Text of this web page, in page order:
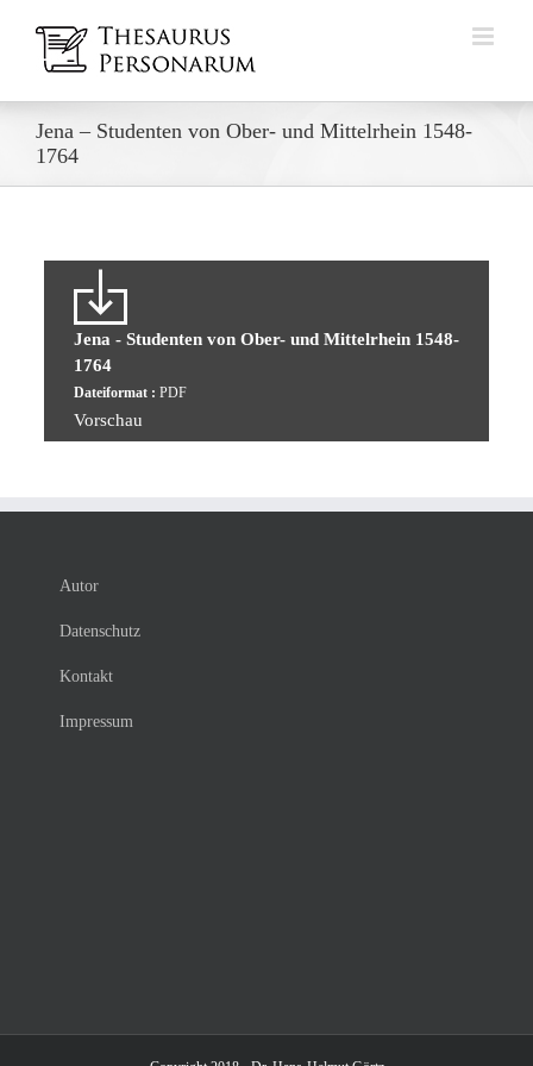
Inhalt
springen
Jena – Studenten von Ober- und Mittelrhein 1548-
1764
Jena - Studenten von Ober- und Mittelrhein 1548-
1764
Dateiformat : PDF
Vorschau
Autor
Datenschutz
Kontakt
Impressum